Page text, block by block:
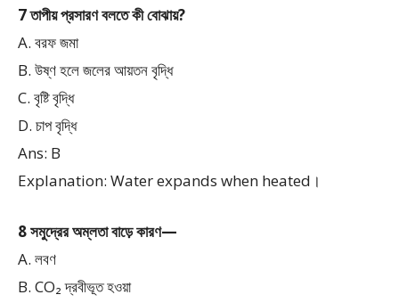
7 তাপীয় প্রসারণ বলতে কী বোঝায়?
A. বরফ জমা
B. উষ্ণ হলে জলের আয়তন বৃদ্ধি
C. বৃষ্টি বৃদ্ধি
D. চাপ বৃদ্ধি
Ans: B
Explanation: Water expands when heated।
8 সমুদ্রের অম্লতা বাড়ে কারণ—
A. লবণ
B. CO₂ দ্রবীভূত হওয়া